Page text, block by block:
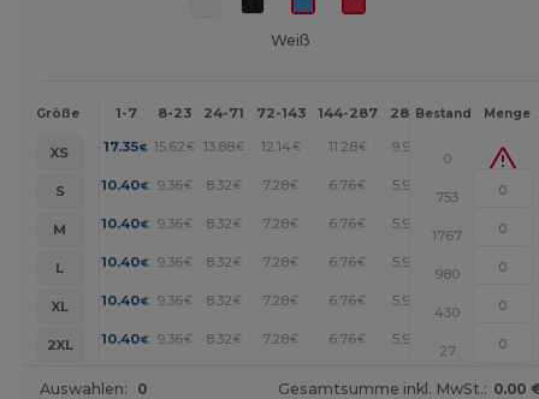
Weiß
Größe 1-7 8-23 24-71 72-143 144-287 288 + Mehr
Bestand Menge
XS 17.35€ 15.62€ 13.88€ 12.14€ 11.28€ 9.98
0
S
10.40€ 9.36€ 8.32€ 7.28€ 6.76€ 5.98 +
753
M
10.40€ 9.36€ 8.32€ 7.28€ 6.76€ 5.98 +
1767
L
10.40€ 9.36€ 8.32€ 7.28€ 6.76€ 5.98 +
980
XL
10.40€ 9.36€ 8.32€ 7.28€ 6.76€ 5.98 +
430
2XL
10.40€ 9.36€ 8.32€ 7.28€ 6.76€ 5.98 +
27
Auswahlen: 0 Gesamtsumme inkl. MwSt.: 0.00